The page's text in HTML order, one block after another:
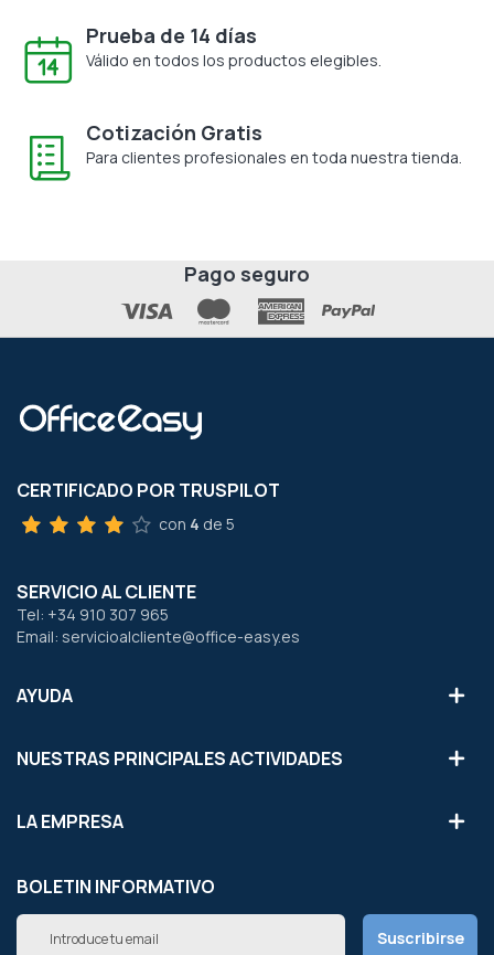
Prueba de 14 días
Válido en todos los productos elegibles.
Cotización Gratis
Para clientes profesionales en toda nuestra tienda.
Pago seguro
CERTIFICADO POR TRUSPILOT
con 4 de 5
SERVICIO AL CLIENTE
Tel: +34 910 307 965
Email: servicioalcliente@office-easy.es
AYUDA
NUESTRAS PRINCIPALES ACTIVIDADES
LA EMPRESA
BOLETIN INFORMATIVO
Inscríbete
Suscribirse